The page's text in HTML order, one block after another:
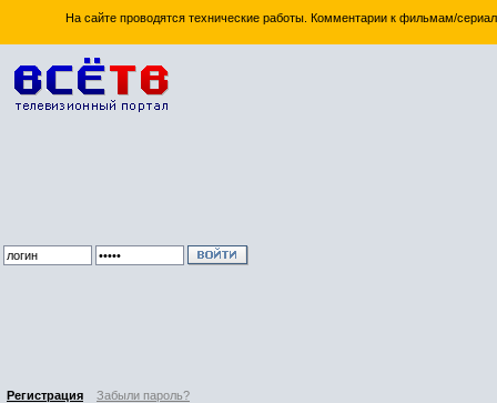
На сайте проводятся технические работы. Комментарии к фильмам/
Регистрация Забыли пароль?